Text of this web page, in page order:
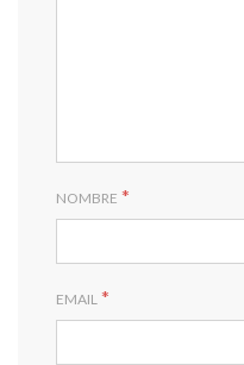
NOMBRE *
EMAIL *